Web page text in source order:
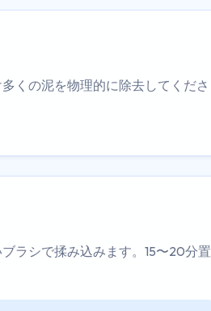
くの泥を物理的に除去してくださ
ラシで揉み込みます。15〜20分置